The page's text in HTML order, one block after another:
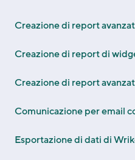
Creazione di report
Creazione di report di
Creazione di report
Comunicazione per email
Esportazione di dati di